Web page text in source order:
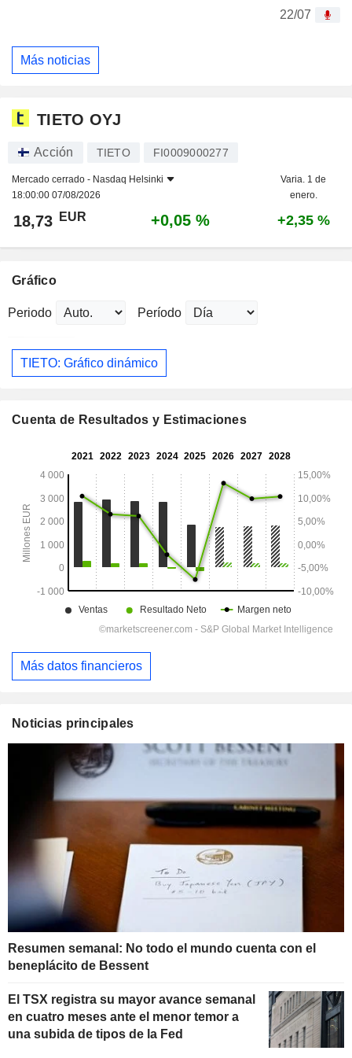
22/07
Más noticias
TIETO OYJ
Acción TIETO FI0009000277
Mercado cerrado - Nasdaq Helsinki
18:00:00 07/08/2026
Varia. 1 de
enero.
18,73 EUR +0,05 % +2,35 %
Gráfico
Periodo Período
TIETO: Gráfico dinámico
Cuenta de Resultados y Estimaciones
Más datos financieros
Noticias principales
Resumen semanal: No todo el mundo cuenta con el
beneplácito de Bessent
El TSX registra su mayor avance semanal
en cuatro meses ante el menor temor a
una subida de tipos de la Fed